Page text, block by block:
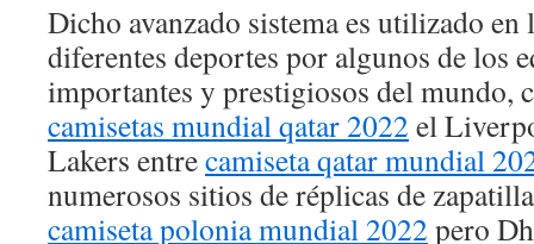
Dicho avanzado sistema es utilizado en
diferentes deportes por algunos de los
importantes y prestigiosos del mundo,
camisetas mundial qatar 2022 el
Lakers entrecamiseta qatar mundial
numerosos sitios de réplicas de
camiseta polonia mundial 2022 pero